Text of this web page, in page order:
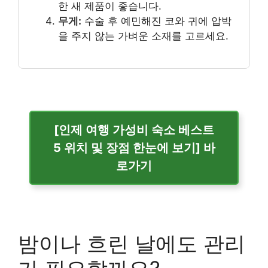
한 새 제품이 좋습니다.
무게: 수술 후 예민해진 코와 귀에 압박
을 주지 않는 가벼운 소재를 고르세요.
[인제 여행 가성비 숙소 베스트
5 위치 및 장점 한눈에 보기] 바
로가기
밤이나 흐린 날에도 관리